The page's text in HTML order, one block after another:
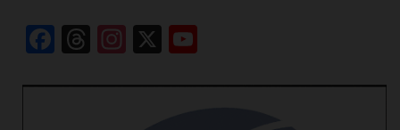
Facebook
Threads
Instagram
X